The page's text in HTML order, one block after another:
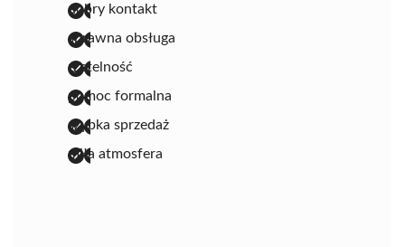
dobry kontakt
sprawna obsługa
rzetelność
pomoc formalna
szybka sprzedaż
miła atmosfera